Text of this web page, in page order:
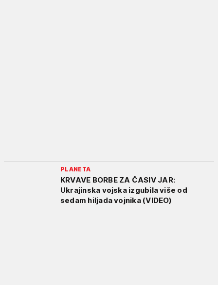
PLANETA
KRVAVE BORBE ZA ČASIV JAR:
Ukrajinska vojska izgubila više od
sedam hiljada vojnika (VIDEO)